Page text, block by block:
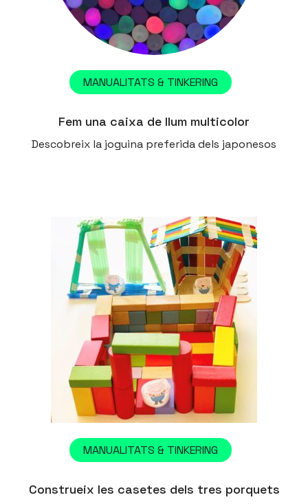
MANUALITATS & TINKERING
Fem una caixa de llum multicolor
Descobreix la joguina preferida dels japonesos
MANUALITATS & TINKERING
Construeix les casetes dels tres porquets